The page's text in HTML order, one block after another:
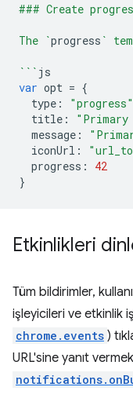
### Create
The `progress `
``` js
var opt = {
type : "progress"
title :
message :
iconUrl :
progress :
42
}
Etkinlikleri
Tüm bildirimler,
işleyicileri ve etkinlik
chrome.events )
URL'sine yanıt